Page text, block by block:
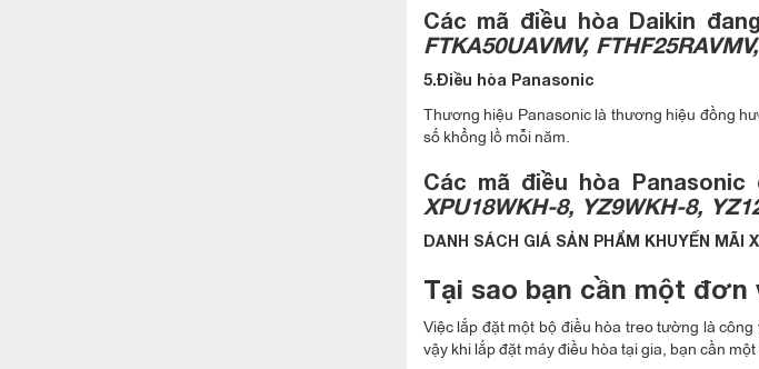
Các mã điều hòa Daikin
FTKA50UAVMV,
5.Điều hòa Panasonic
Thương hiệu Panasonic là thương hiệu đồng
số khổng lồ mỗi năm.
Các mã điều hòa
XPU18WKH-8, YZ9WKH-8,
DANH SÁCH GIÁ SẢN PHẨM KHUYẾN MÃI
Tại sao bạn cần một đơn
Việc lắp đặt một bộ điều hòa treo tường là
vậy khi lắp đặt máy điều hòa tại gia, bạn cần